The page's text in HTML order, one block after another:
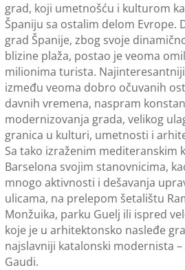
grad, koji umetnošću i kulturom
Španiju sa ostalim delom Evrope.
grad Španije, zbog svoje
blizine plaža, postao je veoma
milionima turista.
između veoma dobro očuvanih
davnih vremena, naspram
modernizovanja grada, velikog
granica u kulturi, umetnosti i
Sa tako izraženim mediteranskim
Barselona svojim stanovnicima,
mnogo aktivnosti i dešavanja
ulicama, na prelepom šetalištu
Monžuika, parku Guelj ili ispred
koje je u arhitektonsko nasleđe
najslavniji katalonski modernista
Gaudi.